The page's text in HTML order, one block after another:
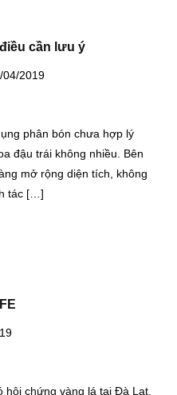
cần lưu ý
04/2019
phân bón chưa hợp lý
đậu trái không nhiều. Bên
mở rộng diện tích, không
tác […]
hội chứng vàng lá tại Đà Lạt,